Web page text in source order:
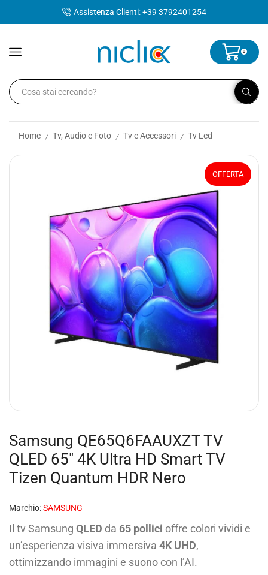
Assistenza Clienti: +39 3792401254
0
Home / Tv, Audio e Foto / Tv e Accessori / Tv Led
OFFERTA
Samsung QE65Q6FAAUXZT TV
QLED 65″ 4K Ultra HD Smart TV
Tizen Quantum HDR Nero
Marchio:SAMSUNG
Il tv Samsung QLED da 65 pollici offre colori vividi e
un’esperienza visiva immersiva 4K UHD,
ottimizzando immagini e suono con l’AI.